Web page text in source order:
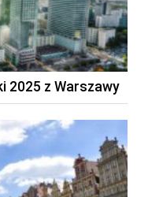
2025 z Warszawy